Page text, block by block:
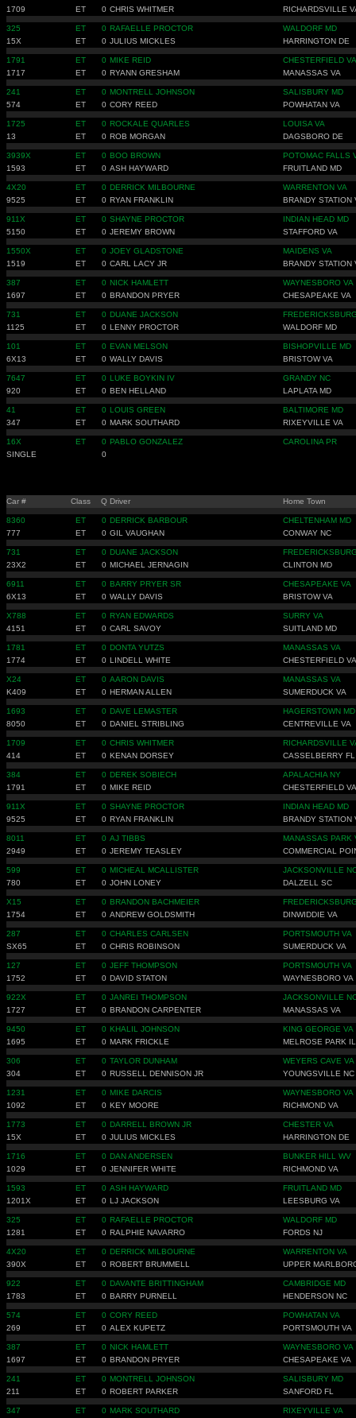
1709
ET 0 CHRIS WHITMER RICHARDSVILLE
325 ET 0 RAFAELLE PROCTOR
WALDORF MD
15X
ET 0 JULIUS MICKLES HARRINGTON DE
1791 ET 0 MIKE REID
CHESTERFIELD VA
1717
ET 0 RYANN GRESHAM MANASSAS VA
241 ET 0 MONTRELL JOHNSON
SALISBURY MD
574
ET 0 CORY REED POWHATAN VA
1725 ET 0 ROCKALE QUARLES
LOUISA VA
13
ET 0 ROB MORGAN DAGSBORO DE
3939X ET 0 BOO BROWN
POTOMAC FALLS
1593
ET 0 ASH HAYWARD FRUITLAND MD
4X20 ET 0 DERRICK MILBOURNE
WARRENTON VA
9525
ET 0 RYAN FRANKLIN BRANDY STATION
911X ET 0 SHAYNE PROCTOR
INDIAN HEAD MD
5150
ET 0 JEREMY BROWN STAFFORD VA
1550X ET 0 JOEY GLADSTONE
MAIDENS VA
1519
ET 0 CARL LACY JR BRANDY STATION
387 ET 0 NICK HAMLETT
WAYNESBORO VA
1697
ET 0 BRANDON PRYER CHESAPEAKE VA
731 ET 0 DUANE JACKSON
1125
ET 0 LENNY PROCTOR WALDORF MD
101 ET 0 EVAN MELSON
BISHOPVILLE MD
6X13
ET 0 WALLY DAVIS BRISTOW VA
7647 ET 0 LUKE BOYKIN IV
GRANDY NC
920
ET 0 BEN HELLAND LAPLATA MD
41 ET 0 LOUIS GREEN
BALTIMORE MD
347
ET 0 MARK SOUTHARD RIXEYVILLE VA
16X ET 0 PABLO GONZALEZ
CAROLINA PR
SINGLE
0
Car # Class Q Driver Home Town
8360 ET 0 DERRICK BARBOUR
CHELTENHAM MD
777
ET 0 GIL VAUGHAN CONWAY NC
731 ET 0 DUANE JACKSON
23X2
ET 0 MICHAEL JERNAGIN CLINTON MD
6911 ET 0 BARRY PRYER SR
CHESAPEAKE VA
6X13
ET 0 WALLY DAVIS BRISTOW VA
X788 ET 0 RYAN EDWARDS
SURRY VA
4151
ET 0 CARL SAVOY SUITLAND MD
1781 ET 0 DONTA YUTZS
MANASSAS VA
1774
ET 0 LINDELL WHITE CHESTERFIELD VA
X24 ET 0 AARON DAVIS
MANASSAS VA
K409
ET 0 HERMAN ALLEN SUMERDUCK VA
1693 ET 0 DAVE LEMASTER
HAGERSTOWN MD
8050
ET 0 DANIEL STRIBLING CENTREVILLE VA
1709 ET 0 CHRIS WHITMER
RICHARDSVILLE
414
ET 0 KENAN DORSEY CASSELBERRY FL
384 ET 0 DEREK SOBIECH
APALACHIA NY
1791
ET 0 MIKE REID CHESTERFIELD VA
911X ET 0 SHAYNE PROCTOR
INDIAN HEAD MD
9525
ET 0 RYAN FRANKLIN BRANDY STATION
8011 ET 0 AJ TIBBS
MANASSAS PARK
2949
ET 0 JEREMY TEASLEY COMMERCIAL
599 ET 0 MICHEAL MCALLISTER
JACKSONVILLE
780
ET 0 JOHN LONEY DALZELL SC
X15 ET 0 BRANDON BACHMEIER
1754
ET 0 ANDREW GOLDSMITH DINWIDDIE VA
287 ET 0 CHARLES CARLSEN
PORTSMOUTH VA
SX65
ET 0 CHRIS ROBINSON SUMERDUCK VA
127 ET 0 JEFF THOMPSON
PORTSMOUTH VA
1752
ET 0 DAVID STATON WAYNESBORO VA
922X ET 0 JANREI THOMPSON
JACKSONVILLE
1727
ET 0 BRANDON CARPENTER MANASSAS VA
9450 ET 0 KHALIL JOHNSON
KING GEORGE VA
1695
ET 0 MARK FRICKLE MELROSE PARK IL
306 ET 0 TAYLOR DUNHAM
WEYERS CAVE VA
304
ET 0 RUSSELL DENNISON JR YOUNGSVILLE NC
1231 ET 0 MIKE DARCIS
WAYNESBORO VA
1092
ET 0 KEY MOORE RICHMOND VA
1773 ET 0 DARRELL BROWN JR
CHESTER VA
15X
ET 0 JULIUS MICKLES HARRINGTON DE
1716 ET 0 DAN ANDERSEN
BUNKER HILL WV
1029
ET 0 JENNIFER WHITE RICHMOND VA
1593 ET 0 ASH HAYWARD
FRUITLAND MD
1201X
ET 0 LJ JACKSON LEESBURG VA
325 ET 0 RAFAELLE PROCTOR
WALDORF MD
1281
ET 0 RALPHIE NAVARRO FORDS NJ
4X20 ET 0 DERRICK MILBOURNE
WARRENTON VA
390X
ET 0 ROBERT BRUMMELL UPPER
922 ET 0 DAVANTE BRITTINGHAM
CAMBRIDGE MD
1783
ET 0 BARRY PURNELL HENDERSON NC
574 ET 0 CORY REED
POWHATAN VA
269
ET 0 ALEX KUPETZ PORTSMOUTH VA
387 ET 0 NICK HAMLETT
WAYNESBORO VA
1697
ET 0 BRANDON PRYER CHESAPEAKE VA
241 ET 0 MONTRELL JOHNSON
SALISBURY MD
211
ET 0 ROBERT PARKER SANFORD FL
347 ET 0 MARK SOUTHARD
RIXEYVILLE VA